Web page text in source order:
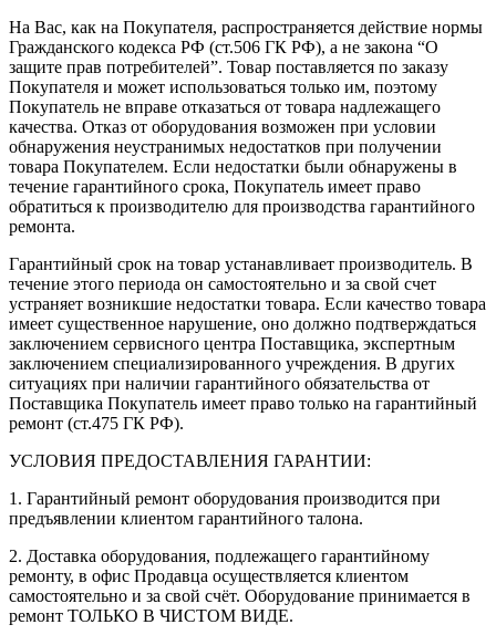
На Вас, как на Покупателя, распространяется действие нормы
Гражданского кодекса РФ (ст.506 ГК РФ), а не закона “О
защите прав потребителей”. Товар поставляется по заказу
Покупателя и может использоваться только им, поэтому
Покупатель не вправе отказаться от товара надлежащего
качества. Отказ от оборудования возможен при условии
обнаружения неустранимых недостатков при получении
товара Покупателем. Если недостатки были обнаружены в
течение гарантийного срока, Покупатель имеет право
обратиться к производителю для производства гарантийного
ремонта.
Гарантийный срок на товар устанавливает производитель. В
течение этого периода он самостоятельно и за свой счет
устраняет возникшие недостатки товара. Если качество товара
имеет существенное нарушение, оно должно подтверждаться
заключением сервисного центра Поставщика, экспертным
заключением специализированного учреждения. В других
ситуациях при наличии гарантийного обязательства от
Поставщика Покупатель имеет право только на гарантийный
ремонт (ст.475 ГК РФ).
УСЛОВИЯ ПРЕДОСТАВЛЕНИЯ ГАРАНТИИ:
1. Гарантийный ремонт оборудования производится при
предъявлении клиентом гарантийного талона.
2. Доставка оборудования, подлежащего гарантийному
ремонту, в офис Продавца осуществляется клиентом
самостоятельно и за свой счёт. Оборудование принимается в
ремонт ТОЛЬКО В ЧИСТОМ ВИДЕ.